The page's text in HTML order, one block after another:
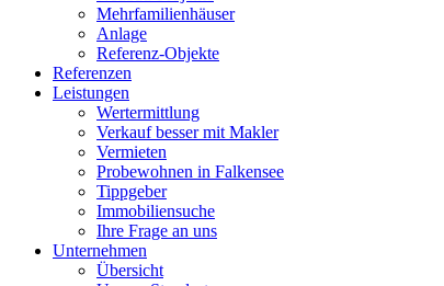
Mehrfamilienhäuser
Anlage
Referenz-Objekte
Referenzen
Leistungen
Wertermittlung
Verkauf besser mit Makler
Vermieten
Probewohnen in Falkensee
Tippgeber
Immobiliensuche
Ihre Frage an uns
Unternehmen
Übersicht